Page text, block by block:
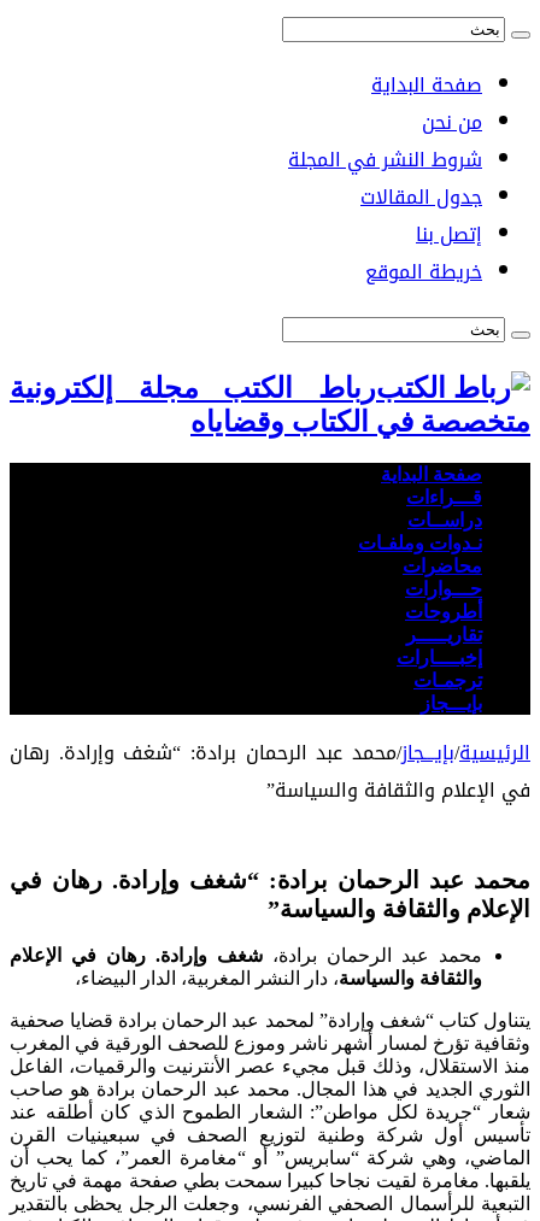
صفحة البداية
من نحن
شروط النشر في المجلة
جدول المقالات
إتصل بنا
خريطة الموقع
رباط الكتب مجلة إلكترونية
متخصصة في الكتاب وقضاياه
صفحة البداية
قـــراءات
دراســات
نـدوات وملفـات
محاضرات
حـــوارات
أطروحات
تقاريـــــر
إخبــــارات
ترجمـات
بإيـــجاز
الرئيسية/بإيـــجاز/محمد عبد الرحمان برادة: “شغف وإرادة. رهان
في الإعلام والثقافة والسياسة”
محمد عبد الرحمان برادة: “شغف وإرادة. رهان في
الإعلام والثقافة والسياسة”
محمد عبد الرحمان برادة، شغف وإرادة. رهان في الإعلام
والثقافة والسياسة، دار النشر المغربية، الدار البيضاء،
يتناول كتاب “شغف وإرادة” لمحمد عبد الرحمان برادة قضايا صحفية
وثقافية تؤرخ لمسار أشهر ناشر وموزع للصحف الورقية في المغرب
منذ الاستقلال، وذلك قبل مجيء عصر الأنترنيت والرقميات، الفاعل
الثوري الجديد في هذا المجال. محمد عبد الرحمان برادة هو صاحب
شعار “جريدة لكل مواطن”: الشعار الطموح الذي كان أطلقه عند
تأسيس أول شركة وطنية لتوزيع الصحف في سبعينيات القرن
الماضي، وهي شركة “سابريس” أو “مغامرة العمر”، كما يحب أن
يلقبها. مغامرة لقيت نجاحا كبيرا سمحت بطي صفحة مهمة في تاريخ
التبعية للرأسمال الصحفي الفرنسي، وجعلت الرجل يحظى بالتقدير